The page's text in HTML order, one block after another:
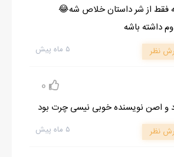
شروع مطالعه آنلاین رمان
فقط از شر داستان خلاص شه😂
داشته باشه
۵ ماه پیش نظر
0
و اصن نویسنده خوبی نیسی چرت بود
۵ ماه پیش نظر